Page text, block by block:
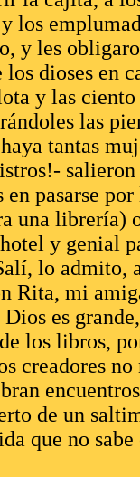
los
y les
los dioses en
y las
las
tantas
salieron
en pasarse
una librería)
y genial
lo admito,
Rita, mi
es
los libros,
creadores
de un
que no